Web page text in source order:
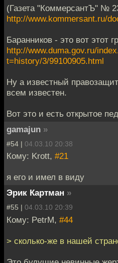
(Газета "КоммерсантЪ" №
http://www.kommersant.ru/
Баранников - это вот этот
http://www.duma.gov.ru/
t=history/3/99100905.html
Ну а известный
всем известен.
Вот это и есть открытое
gamajun »
#54 | 04.03.10 20:38
Кому: Krott, #21
я его и имел в виду
Эрик Картман »
#55 | 04.03.10 20:39
Кому: PetrM, #44
> сколько-же в нашей